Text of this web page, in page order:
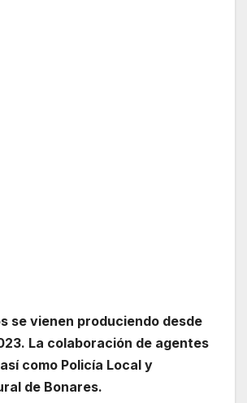
se vienen produciendo desde
La colaboración de agentes
como Policía Local y
de Bonares.